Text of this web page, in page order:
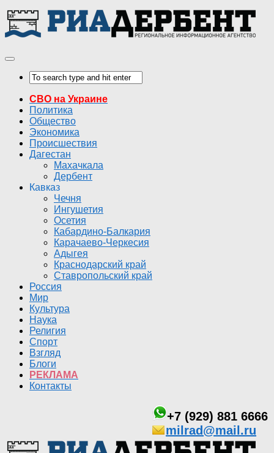
СВО на Украине
Политика
Общество
Экономика
Происшествия
Дагестан
Махачкала
Дербент
Кавказ
Чечня
Ингушетия
Осетия
Кабардино-Балкария
Карачаево-Черкесия
Адыгея
Краснодарский край
Ставропольский край
Россия
Мир
Культура
Наука
Религия
Спорт
Взгляд
Блоги
РЕКЛАМА
Контакты
+7 (929) 881 6666
milrad@mail.ru